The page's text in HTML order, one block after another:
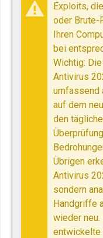
Exploits,
oder Brute-
Ihren
bei
Wichtig:
Antivirus
umfassend
auf dem
den
Übrigen
Antivirus
sondern
Handgriffe
wieder
entwickelte